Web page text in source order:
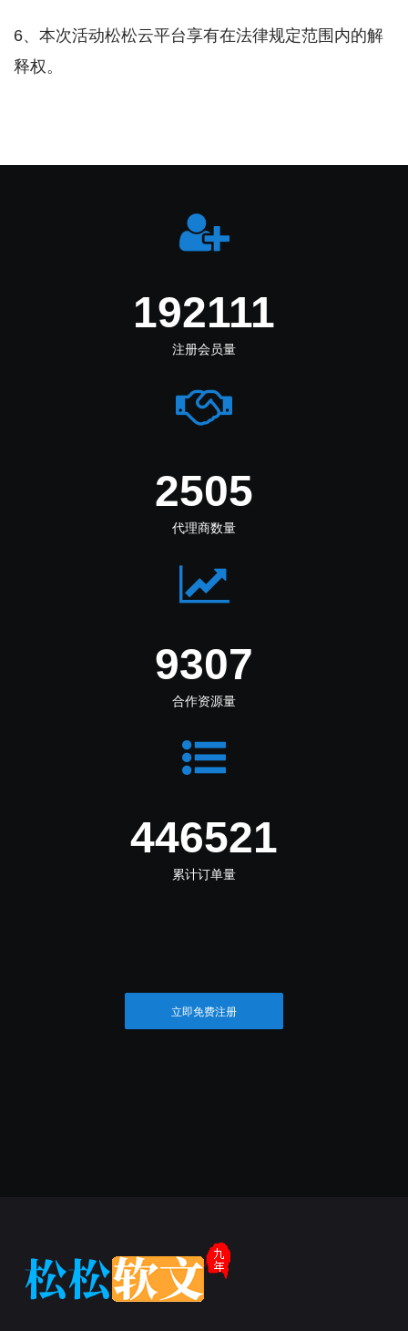
6、本次活动松松云平台享有在法律规定范围内的解
释权。
233277
注册会员量
3180
代理商数量
11813
合作资源量
566738
累计订单量
立即免费注册